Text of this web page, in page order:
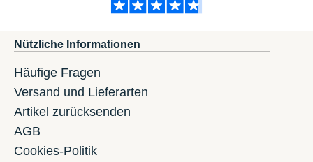
Nützliche Informationen
Häufige Fragen
Versand und Lieferarten
Artikel zurücksenden
AGB
Cookies-Politik